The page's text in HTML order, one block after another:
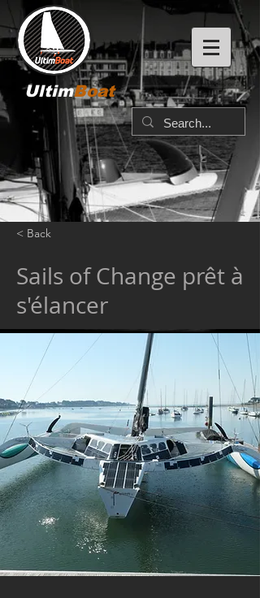
UltimBoat
< Back
Sails of Change prêt à
s'élancer